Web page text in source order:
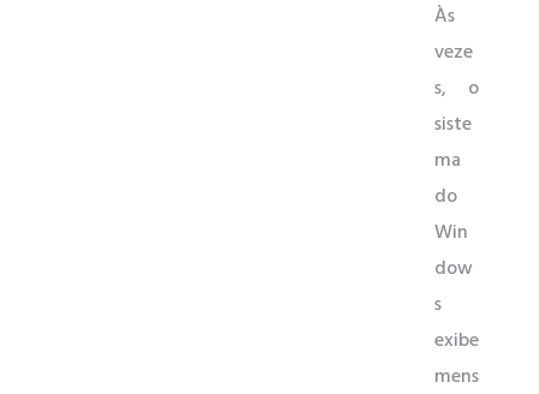
Às
veze
s, o
siste
ma
do
Win
dow
s
exibe
mens